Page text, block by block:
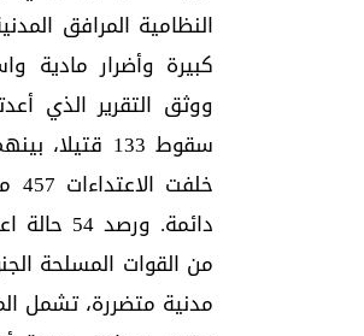
النظامية المرافق
كبيرة وأضرار مادية
مدنية متضررة، تشمل